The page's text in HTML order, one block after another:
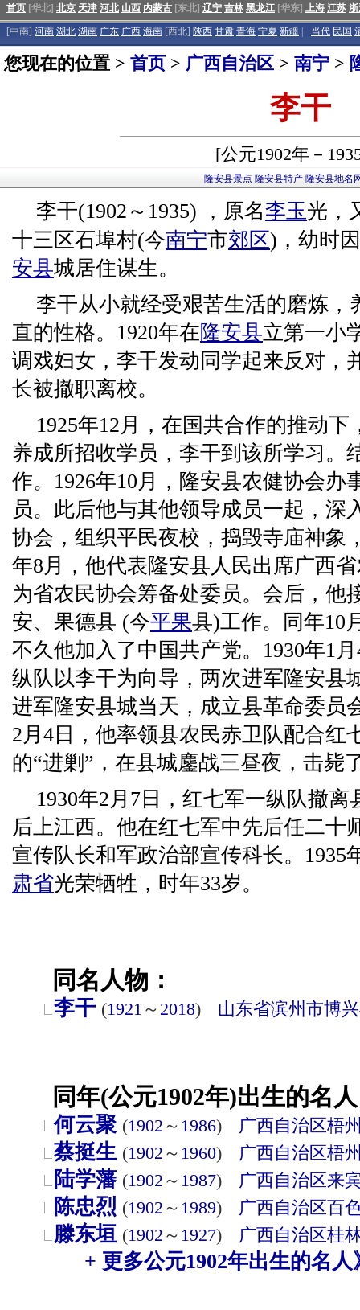
首页 [华北] 北京 天津 河北 山西 内蒙古 [东北] 辽宁 吉林 黑龙江 [华东] 上海 江苏
[中南] 河南 湖北 湖南 广东 广西 海南 [西北] 陕西 甘肃 青海 宁夏 新疆 当代 民国
您现在的位置 > 首页 > 广西自治区 > 南宁 >
李干
[公元1902年－
隆安县景点 隆安县特产 隆安县地名
李干(1902～1935) ，原名李玉光，
十三区石埠村(今南宁市郊区)，幼时
安县城居住谋生。
李干从小就经受艰苦生活的磨炼，
直的性格。1920年在隆安县立第一小
调戏妇女，李干发动同学起来反对，
长被撤职离校。
1925年12月，在国共合作的推动
养成所招收学员，李干到该所学习。
作。1926年10月，隆安县农健协会办
员。此后他与其他领导成员一起，深
协会，组织平民夜校，捣毁寺庙神象
年8月，他代表隆安县人民出席广西
为省农民协会筹备处委员。会后，他
安、果德县 (今平果县)工作。同年10
不久他加入了中国共产党。1930年1
纵队以李干为向导，两次进军隆安县
进军隆安县城当天，成立县革命委员
2月4日，他率领县农民赤卫队配合红
的“进剿”，在县城鏖战三昼夜，击毙
1930年2月7日，红七军一纵队撤
后上江西。他在红七军中先后任二十
宣传队长和军政治部宣传科长。1935
肃省光荣牺牲，时年33岁。
同名人物：
李干 (1921 ～ 2018) 山东省滨州市博
同年(公元1902年)出生的名
何云聚 (1902 ～ 1986) 广西自治区梧
蔡挺生 (1902 ～ 1960) 广西自治区梧
陆学藩 (1902 ～ 1987) 广西自治区来
陈忠烈 (1902 ～ 1989) 广西自治区百
滕东垣 (1902 ～ 1927) 广西自治区桂
+ 更多公元1902年出生的名人